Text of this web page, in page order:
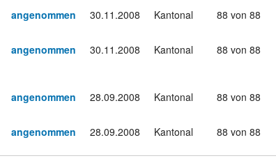
angenommen 30.11.2008 Kantonal 88 von 88
angenommen 30.11.2008 Kantonal 88 von 88
angenommen 28.09.2008 Kantonal 88 von 88
angenommen 28.09.2008 Kantonal 88 von 88